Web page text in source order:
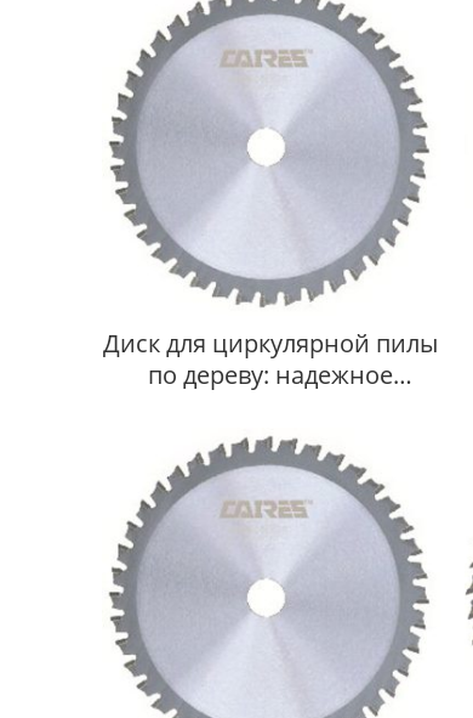
Диск для циркулярной пилы
по дереву: надежное